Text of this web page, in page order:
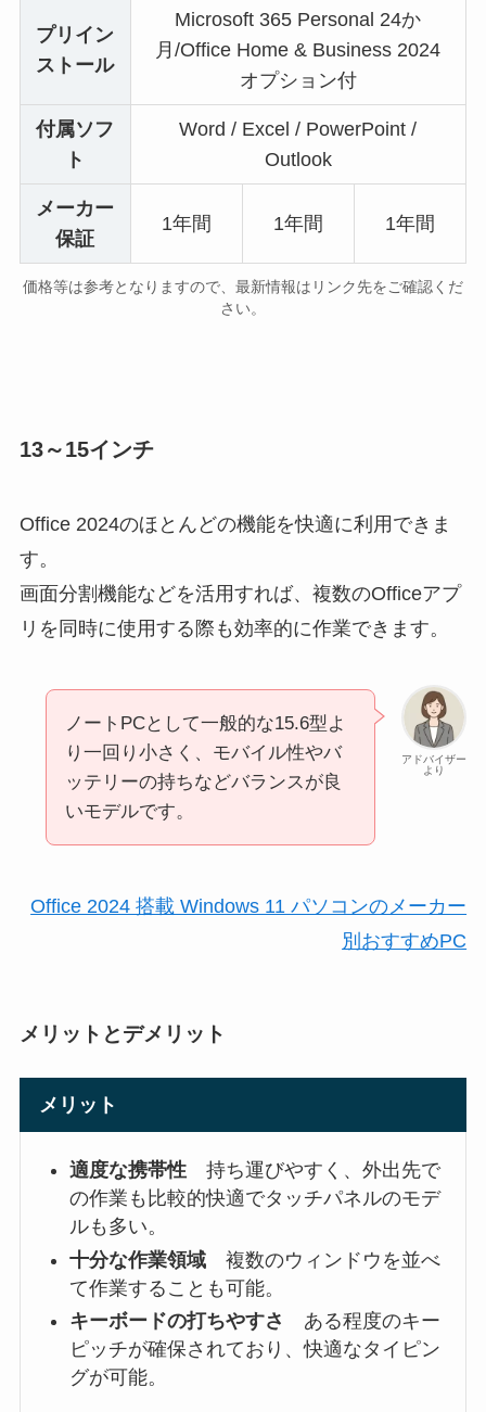
プリイン
ストール
Microsoft 365 Personal 24か
月/Office Home & Business 2024
オプション付
付属ソフ
ト
Word / Excel / PowerPoint /
Outlook
メーカー
保証
1年間 1年間 1年間
価格等は参考となりますので、最新情報はリンク先をご確認くだ
さい。
13～15インチ
Office 2024のほとんどの機能を快適に利用できま
す。
画面分割機能などを活用すれば、複数のOfficeアプ
リを同時に使用する際も効率的に作業できます。
アドバイザー
より
ノートPCとして一般的な15.6型よ
り一回り小さく、モバイル性やバ
ッテリーの持ちなどバランスが良
いモデルです。
Office 2024 搭載 Windows 11 パソコンのメーカー
別おすすめPC
メリットとデメリット
メリット
適度な携帯性 持ち運びやすく、外出先で
の作業も比較的快適でタッチパネルのモデ
ルも多い。
十分な作業領域複数のウィンドウを並べ
て作業することも可能。
キーボードの打ちやすさ ある程度のキー
ピッチが確保されており、快適なタイピン
グが可能。